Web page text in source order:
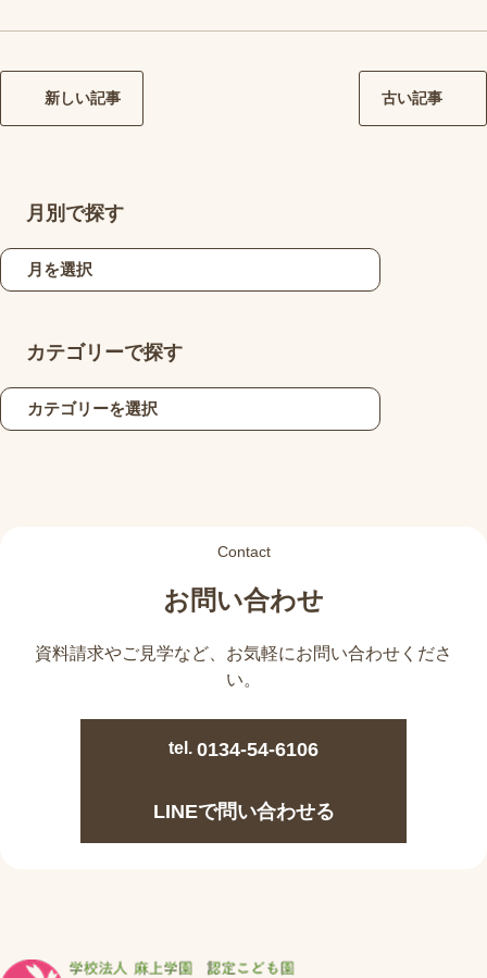
新しい記事 古い記事
月別で探す
カテゴリーで探す
Contact
お問い合わせ
資料請求やご見学など、 お気軽にお問い合わせくださ
い。
tel. 0134-54-6106
LINEで問い合わせる